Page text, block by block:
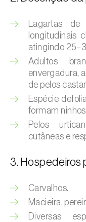
(Hyalopterus
Afídeo-
lanigerum)
Afídeo-negro-
Afídeo-
Afídeo-verde-
(
Brachycaudus
Afídeo-verde-
Lagartas
longitudinais
atingindo
Adultos
envergadura,
de pelos
Espécie
formam
Pelos
cutâneas e
3. Hospedeiros
Carvalhos.
Macieira,
Diversas